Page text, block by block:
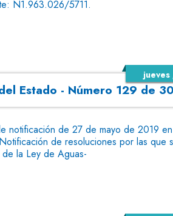
N1.963.026/5711.
Estado - Número 129 de
notificación de 27 de mayo de 2019
de resoluciones por las que
la Ley de Aguas-